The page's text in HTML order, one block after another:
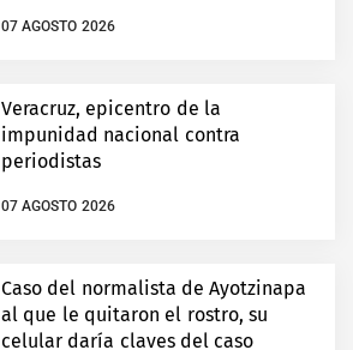
07 AGOSTO 2026
Veracruz, epicentro de la
impunidad nacional contra
periodistas
07 AGOSTO 2026
Caso del normalista de Ayotzinapa
al que le quitaron el rostro, su
celular daría claves del caso